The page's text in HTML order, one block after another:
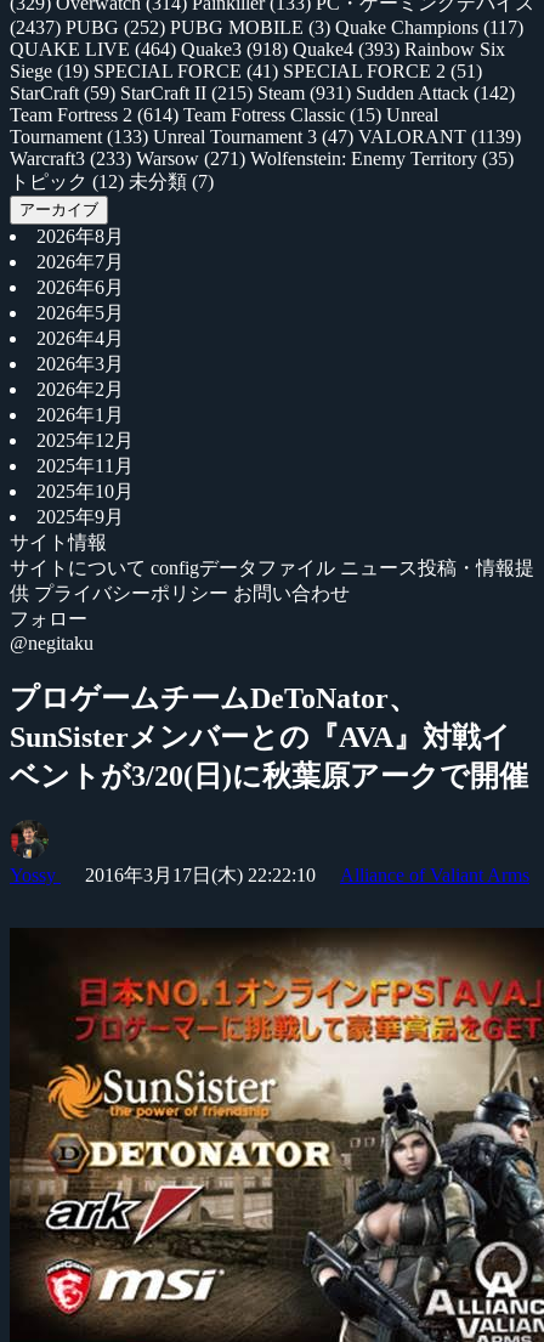
(2437) PUBG (252) PUBG MOBILE (3) Quake Champions (117)
QUAKE LIVE (464) Quake3 (918) Quake4 (393) Rainbow Six
Siege (19) SPECIAL FORCE (41) SPECIAL FORCE 2 (51)
StarCraft (59) StarCraft II (215) Steam (931) Sudden Attack (142)
Team Fortress 2 (614) Team Fotress Classic (15) Unreal
Tournament (133) Unreal Tournament 3 (47) VALORANT (1139)
Warcraft3 (233) Warsow (271) Wolfenstein: Enemy Territory (35)
トピック (12) 未分類 (7)
アーカイブ
2026年8月
2026年7月
2026年6月
2026年5月
2026年4月
2026年3月
2026年2月
2026年1月
2025年12月
2025年11月
2025年10月
2025年9月
サイト情報
サイトについて configデータファイル ニュース投稿・情報提
供 プライバシーポリシー お問い合わせ
フォロー
@negitaku
プロゲームチームDeToNator、
SunSisterメンバーとの『AVA』対戦イ
ベントが3/20(日)に秋葉原アークで開催
Yossy 2016年3月17日(木) 22:22:10 Alliance of Valiant Arms